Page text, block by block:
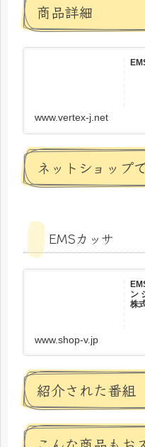
商品詳細
www.vertex-j.net
ネットショップ
EMSカッサ
ン
株
www.shop-v.jp
紹介された番組